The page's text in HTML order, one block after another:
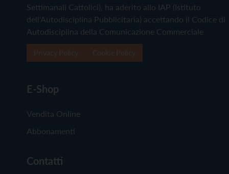
Settimanali Cattolici), ha aderito allo IAP (Istituto
dell'Autodisciplina Pubblicitaria) accettando il Codice di
Autodisciplina della Comunicazione Commerciale
E-Shop
Vendita Online
Abbonamenti
Contatti